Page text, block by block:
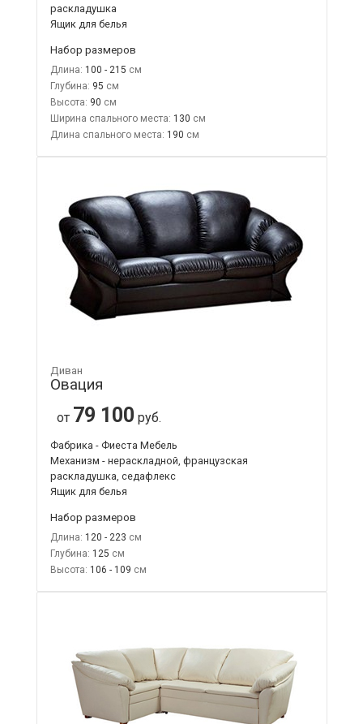
раскладушка
Ящик для белья
Набор размеров
Длина: 100 - 215
Глубина: 95
Высота: 90
Ширина спального места: 130
Длина спального места: 190
Диван
Овация
от 79 100 руб.
Фабрика - Фиеста Мебель
Механизм - нераскладной, французская
раскладушка, седафлекс
Ящик для белья
Набор размеров
Длина: 120 - 223
Глубина: 125
Высота: 106 - 109